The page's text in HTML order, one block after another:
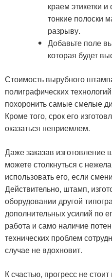
краем этикетки
тонкие полоски
разрыву.
Добавьте поле
которая будет
Стоимость вырубного
полиграфических
похоронить самые смелые
Кроме того, срок его
оказаться неприемлем.
Даже заказав изготовление
можете столкнуться с
использовать его, если
Действительно, штамп,
оборудовании другой
дополнительных усилий по
работа и само наличие
технических проблем
случае не вдохновит.
К счастью, прогресс не